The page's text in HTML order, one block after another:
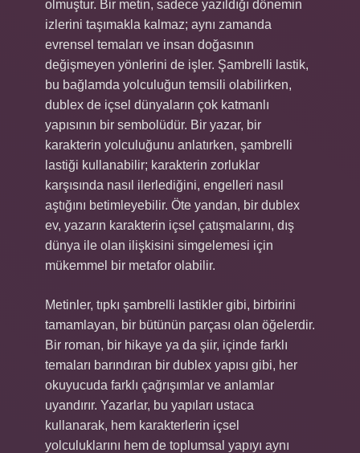
olmuştur. Bir metin, sadece yazıldığı dönemin
izlerini taşımakla kalmaz; aynı zamanda
evrensel temaları ve insan doğasının
değişmeyen yönlerini de işler. Şambrelli lastik,
bu bağlamda yolculuğun temsili olabilirken,
dublex de içsel dünyaların çok katmanlı
yapısının bir sembolüdür. Bir yazar, bir
karakterin yolculuğunu anlatırken, şambrelli
lastiği kullanabilir; karakterin zorluklar
karşısında nasıl ilerlediğini, engelleri nasıl
aştığını betimleyebilir. Öte yandan, bir dublex
ev, yazarın karakterin içsel çatışmalarını, dış
dünya ile olan ilişkisini simgelemesi için
mükemmel bir metafor olabilir.
Metinler, tıpkı şambrelli lastikler gibi, birbirini
tamamlayan, bir bütünün parçası olan öğelerdir.
Bir roman, bir hikaye ya da şiir, içinde farklı
temaları barındıran bir dublex yapısı gibi, her
okuyucuda farklı çağrışımlar ve anlamlar
uyandırır. Yazarlar, bu yapıları ustaca
kullanarak, hem karakterlerin içsel
yolculuklarını hem de toplumsal yapıyı aynı